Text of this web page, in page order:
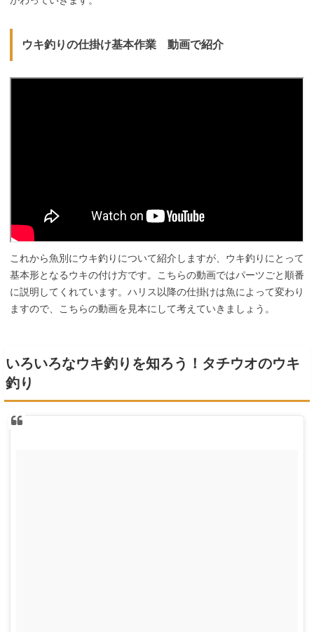
ウキ釣りの仕掛け基本作業 動画で紹介
これから魚別にウキ釣りについて紹介しますが、ウキ釣りにとって
基本形となるウキの付け方です。こちらの動画ではパーツごと順番
に説明してくれています。ハリス以降の仕掛けは魚によって変わり
ますので、こちらの動画を見本にして考えていきましょう。
いろいろなウキ釣りを知ろう！タチウオのウキ
釣り